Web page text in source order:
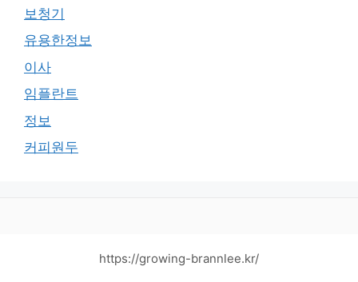
보청기
유용한정보
이사
임플란트
정보
커피원두
https://growing-brannlee.kr/